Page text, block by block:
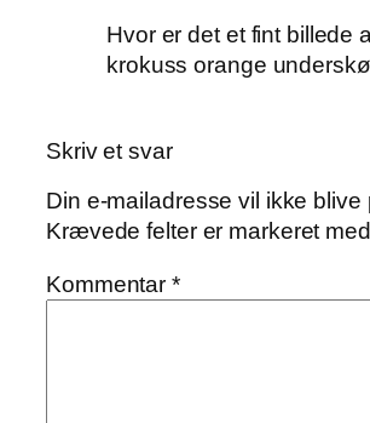
Hvor er det et fint billede
krokuss orange
Skriv et svar
Din e-mailadresse vil ikke blive
Krævede felter er markeret med
Kommentar*